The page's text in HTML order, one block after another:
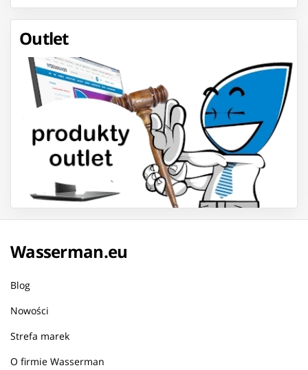
Outlet
Wasserman.eu
Blog
Nowości
Strefa marek
O firmie Wasserman